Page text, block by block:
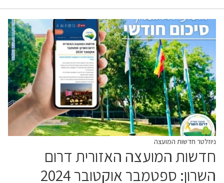
ניוזלטר חדשות המועצה
חדשות המועצה האזורית דרום
השרון: ספטמבר אוקטובר 2024